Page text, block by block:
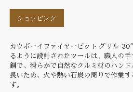
ショッピング
カウボーイファイヤーピット グリル-
るように設計されたツールは、職人の
鋼で、滑らかで自然なクルミ材のハン
長いため、火や熱い石炭の周りで作業
す。